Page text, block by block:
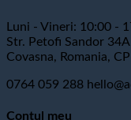
Luni - Vineri: 10:00 -
Str. Petofi Sandor
Covasna, Romania,
0764 059 288
Contul meu